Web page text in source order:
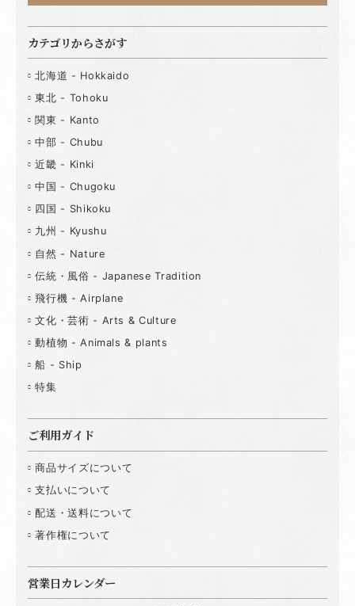
カテゴリからさがす
北海道 - Hokkaido
東北 - Tohoku
関東 - Kanto
中部 - Chubu
近畿 - Kinki
中国 - Chugoku
四国 - Shikoku
九州 - Kyushu
自然 - Nature
伝統・風俗 - Japanese Tradition
飛行機 - Airplane
文化・芸術 - Arts & Culture
動植物 - Animals & plants
船 - Ship
特集
ご利用ガイド
商品サイズについて
支払いについて
配送・送料について
著作権について
営業日カレンダー